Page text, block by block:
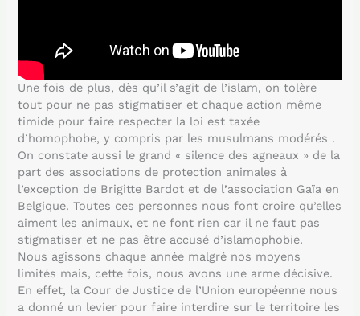
Une fois de plus, dès qu’il s’agit de l’islam, on tolère
tout pour ne pas stigmatiser et chaque action même
timide pour faire respecter la loi est taxée
d’homophobe, y compris par les musulmans modérés .
On constate aussi le grand « silence des agneaux » de la
part des associations de protection animales à
l’exception de Brigitte Bardot et de l’association Gaïa en
Belgique. Toutes ces personnes nous font croire qu’elles
aiment les animaux, et ne font rien car il ne faut pas
stigmatiser et ne pas être accusé d’islamophobie.
Nous agissons chaque année malgré nos moyens
limités mais, cette fois, nous avons une arme décisive.
En effet, la Cour de Justice de l’Union européenne nous
a donné un levier pour faire interdire sur le territoire les